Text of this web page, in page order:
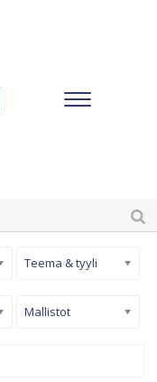
Teema & tyyli
Mallistot